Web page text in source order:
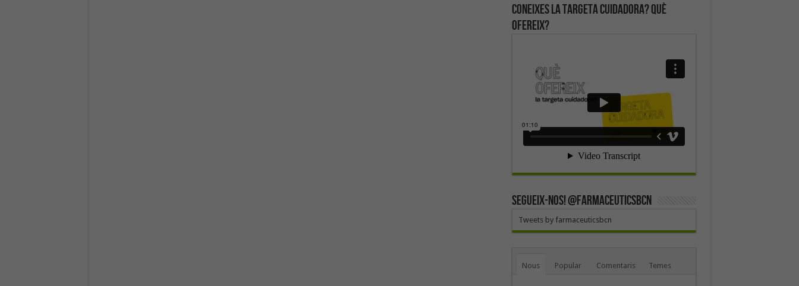
Coneixes la targeta cuidadora? Què
ofereix?
SEGUEIX-NOS! @farmaceuticsbcn
Tweets by farmaceuticsbcn
Nous Popular Comentaris Temes